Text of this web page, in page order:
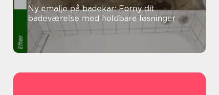
Ny emalje på badekar: Forny dit
badeværelse med holdbare løsninger